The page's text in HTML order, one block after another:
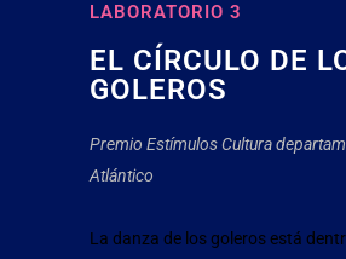
LABORATORIO 3
EL CÍRCULO DE
GOLEROS
Premio Estímulos Cultura
Atlántico
La danza de los goleros está